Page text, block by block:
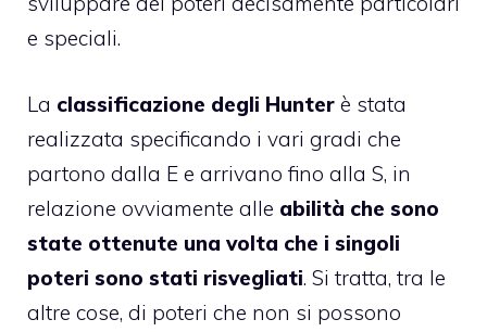
e speciali.
La classificazione degli Hunter è stata
realizzata specificando i vari gradi che
partono dalla E e arrivano fino alla S, in
relazione ovviamente alle abilità che sono
state ottenute una volta che i singoli
poteri sono stati risvegliati. Si tratta, tra le
altre cose, di poteri che non si possono